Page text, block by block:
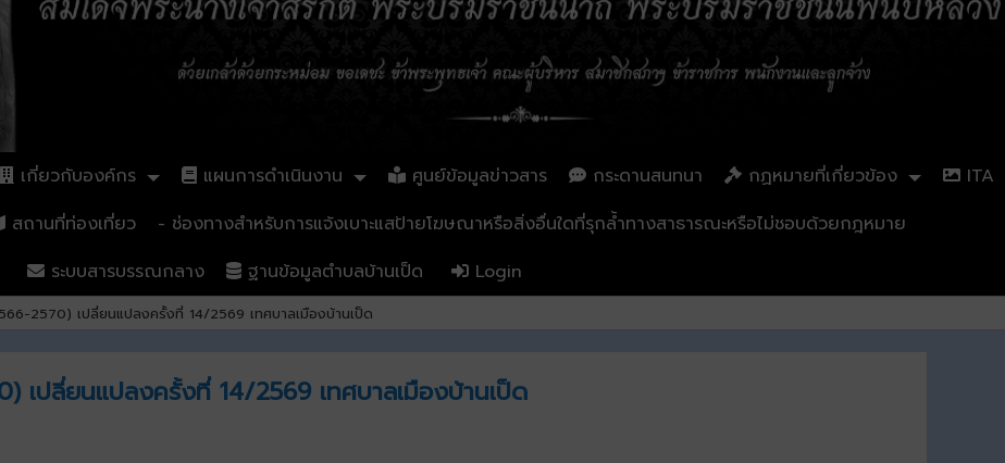
เกี่ยวกับองค์กร แผนการดำเนินงาน ศูนย์ข้อมูลข่าวสาร กระดานสนทนา กฏหมายที่เกี่ยวข้อง
ITA
สถานที่ท่องเที่ยว
- ช่องทางสำหรับการแจ้งเบาะแสป้ายโฆษณาหรือสิ่งอื่นใดที่รุกล้ำทางสาธารณะหรือไม่ชอบด้วยกฎหมาย
ระบบสารบรรณกลาง
ฐานข้อมูลตำบลบ้านเป็ด Login
2570) เปลี่ยนแปลงครั้งที่ 14/2569 เทศบาลเมืองบ้านเป็ด
ปลี่ยนแปลงครั้งที่ 14/2569 เทศบาลเมืองบ้านเป็ด